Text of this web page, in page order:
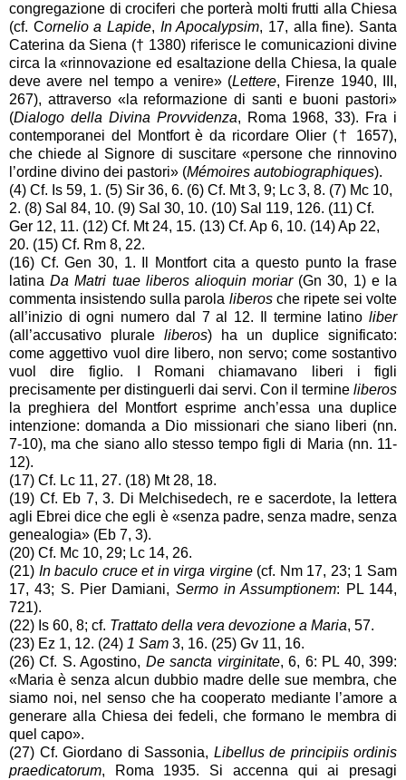
congregazione di crociferi che porterà molti frutti alla Chiesa
(cf. Cornelio a Lapide, In Apocalypsim, 17, alla fine). Santa
Caterina da Siena († 1380) riferisce le comunicazioni divine
circa la «rinnovazione ed esaltazione della Chiesa, la quale
deve avere nel tempo a venire» (Lettere, Firenze 1940, III,
267), attraverso «la reformazione di santi e buoni pastori»
(Dialogo della Divina Provvidenza, Roma 1968, 33). Fra i
contemporanei del Montfort è da ricordare Olier († 1657),
che chiede al Signore di suscitare «persone che rinnovino
l’ordine divino dei pastori» (Mémoires autobiographiques).
(4) Cf. Is 59, 1. (5) Sir 36, 6. (6) Cf. Mt 3, 9; Lc 3, 8. (7) Mc 10,
2. (8) Sal 84, 10. (9) Sal 30, 10. (10) Sal 119, 126. (11) Cf.
Ger 12, 11. (12) Cf. Mt 24, 15. (13) Cf. Ap 6, 10. (14) Ap 22,
20. (15) Cf. Rm 8, 22.
(16) Cf. Gen 30, 1. Il Montfort cita a questo punto la frase
latinaDa Matri tuae liberos alioquin moriar (Gn 30, 1) e la
commenta insistendo sulla parola liberos che ripete sei volte
all’inizio di ogni numero dal 7 al 12. Il termine latino liber
(all’accusativo plurale liberos) ha un duplice significato:
come aggettivo vuol dire libero, non servo; come sostantivo
vuol dire figlio. I Romani chiamavano liberi i figli
precisamente per distinguerli dai servi. Con il termine liberos
la preghiera del Montfort esprime anch’essa una duplice
intenzione: domanda a Dio missionari che siano liberi (nn.
7-10), ma che siano allo stesso tempo figli di Maria (nn. 11-
12).
(17) Cf. Lc 11, 27. (18) Mt 28, 18.
(19) Cf. Eb 7, 3. Di Melchisedech, re e sacerdote, la lettera
agli Ebrei dice che egli è «senza padre, senza madre, senza
genealogia» (Eb 7, 3).
(20) Cf. Mc 10, 29; Lc 14, 26.
(21) In baculo cruce et in virga virgine(cf. Nm 17, 23; 1 Sam
17, 43; S. Pier Damiani, Sermo in Assumptionem: PL 144,
721).
(22) Is 60, 8; cf. Trattato della vera devozione a Maria, 57.
(23) Ez 1, 12. (24) 1 Sam 3, 16. (25) Gv 11, 16.
(26) Cf. S. Agostino, De sancta virginitate, 6, 6: PL 40, 399:
«Maria è senza alcun dubbio madre delle sue membra, che
siamo noi, nel senso che ha cooperato mediante l’amore a
generare alla Chiesa dei fedeli, che formano le membra di
quel capo».
(27) Cf. Giordano di Sassonia, Libellus de principiis ordinis
praedicatorum, Roma 1935. Si accenna qui ai presagi